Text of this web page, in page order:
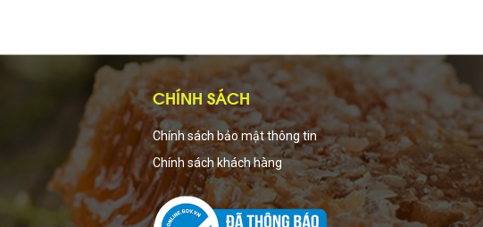
CHÍNH SÁCH
Chính sách bảo mật thông tin
Chính sách khách hàng